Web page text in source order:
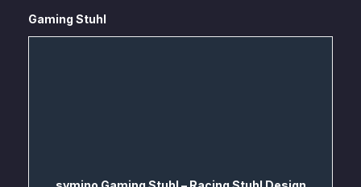
Gaming Stuhl